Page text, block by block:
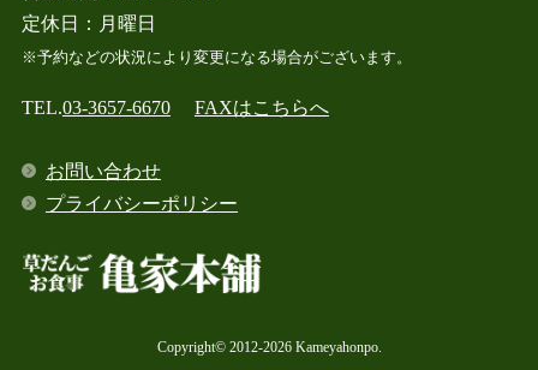
定休日：月曜日
※予約などの状況により変更になる場合がございます。
TEL.03-3657-6670 FAXはこちらへ
お問い合わせ
プライバシーポリシー
Copyright© 2012-2026 Kameyahonpo.